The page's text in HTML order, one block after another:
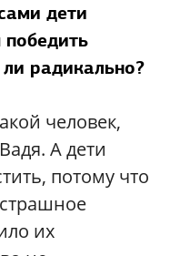
дети
радикально?
человек,
А дети
потому что
их